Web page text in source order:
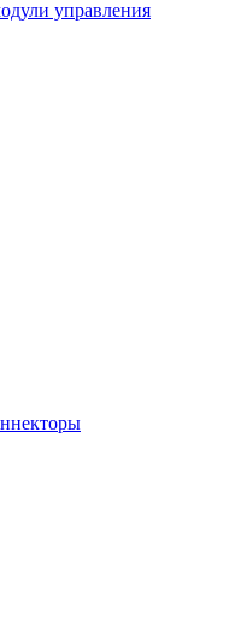
управления